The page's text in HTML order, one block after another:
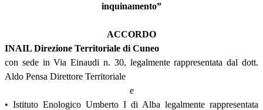
inquinamento”
ACCORDO
INAIL Direzione Territoriale di Cuneo
con sede in Via Einaudi n. 30, legalmente rappresentata dal dott.
Aldo Pensa Direttore Territoriale
e
• Istituto Enologico Umberto I di Alba legalmente rappresentata